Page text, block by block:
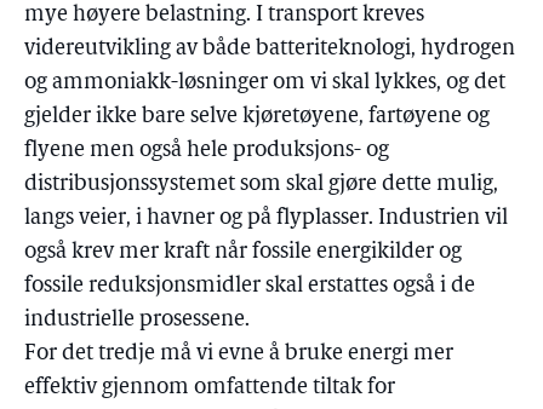
mye høyere belastning. I transport kreves
videreutvikling av både batteriteknologi, hydrogen
og ammoniakk-løsninger om vi skal lykkes, og det
gjelder ikke bare selve kjøretøyene, fartøyene og
flyene men også hele produksjons- og
distribusjonssystemet som skal gjøre dette mulig,
langs veier, i havner og på flyplasser. Industrien vil
også krev mer kraft når fossile energikilder og
fossile reduksjonsmidler skal erstattes også i de
industrielle prosessene.
For det tredje må vi evne å bruke energi mer
effektiv gjennom omfattende tiltak for